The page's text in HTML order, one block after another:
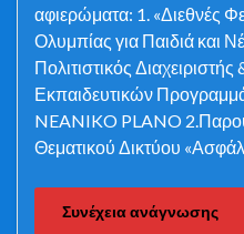
αφιερώματα: 1. «Διεθνές
Ολυμπίας για Παιδιά και
Πολιτιστικός
Εκπαιδευτικών
NEANIKO PLANO
Θεματικού Δικτύου
Συνέχεια ανάγνωσης